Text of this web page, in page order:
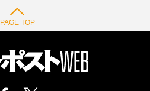
PAGE TOP